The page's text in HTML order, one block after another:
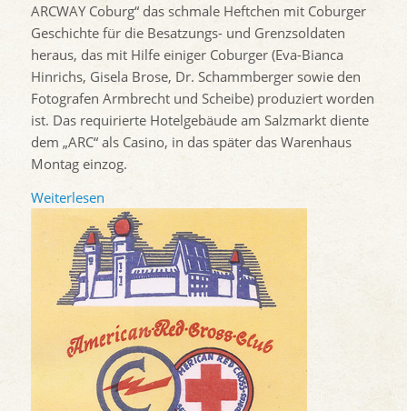
ARCWAY Coburg“ das schmale Heftchen mit Coburger
Geschichte für die Besatzungs- und Grenzsoldaten
heraus, das mit Hilfe einiger Coburger (Eva-Bianca
Hinrichs, Gisela Brose, Dr. Schammberger sowie den
Fotografen Armbrecht und Scheibe) produziert worden
ist. Das requirierte Hotelgebäude am Salzmarkt diente
dem „ARC“ als Casino, in das später das Warenhaus
Montag einzog.
Weiterlesen